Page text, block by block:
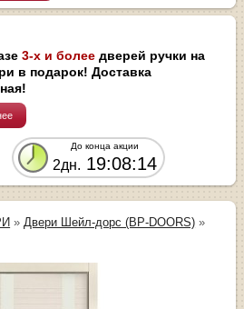
3-х и более дверей ручки на
в подарок! Доставка
До конца акции
2дн. 19:08:14
» Двери Шейл-дорс (BP-DOORS) »